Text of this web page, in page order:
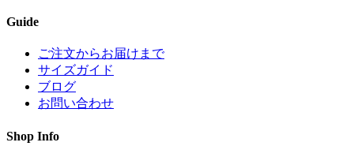
Guide
ご注文からお届けまで
サイズガイド
ブログ
お問い合わせ
Shop Info